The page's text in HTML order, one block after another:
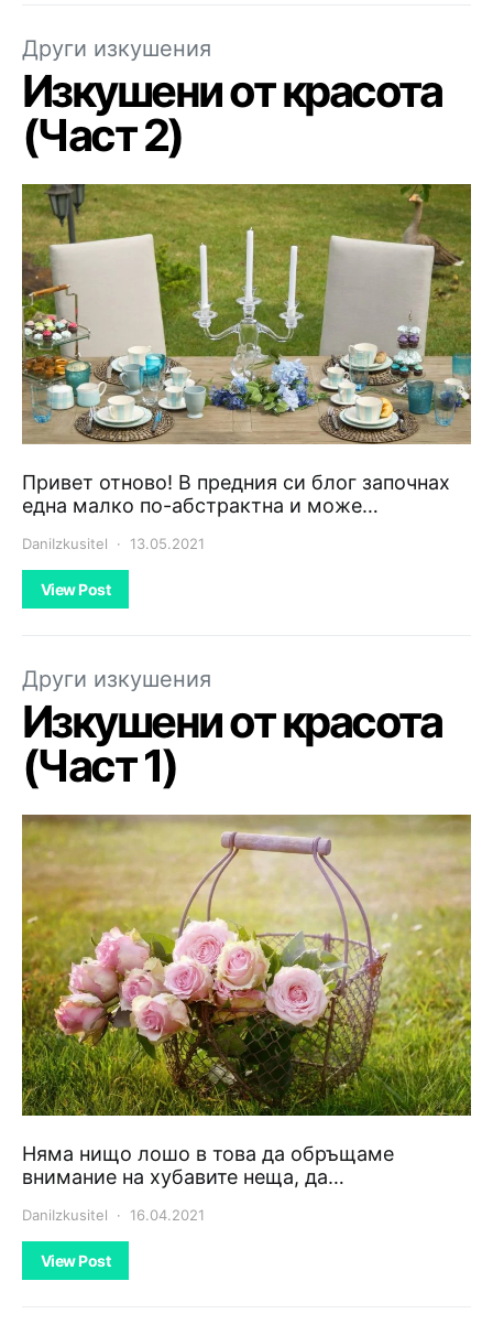
Други изкушения
Изкушени от красота
(Част 2)
Привет отново! В предния си блог започнах
една малко по-абстрактна и може…
DaniIzkusitel 13.05.2021
View Post
Други изкушения
Изкушени от красота
(Част 1)
Няма нищо лошо в това да обръщаме
внимание на хубавите неща, да…
DaniIzkusitel 16.04.2021
View Post